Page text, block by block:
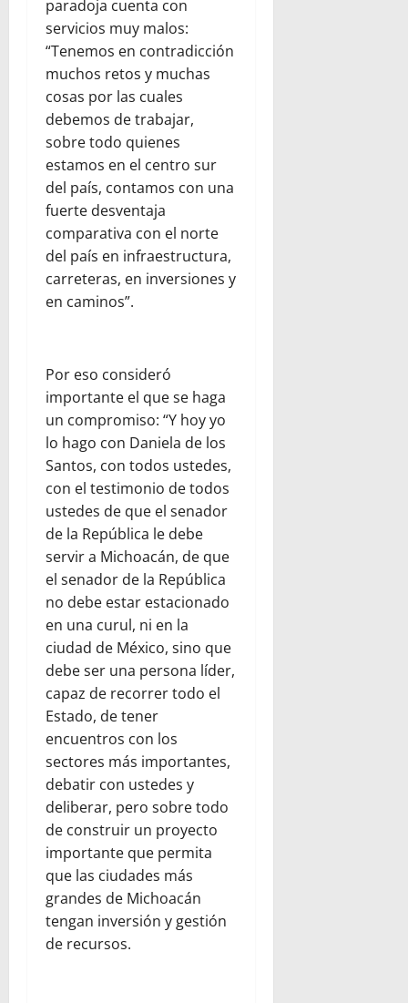
paradoja cuenta con
servicios muy malos:
“Tenemos en contradicción
muchos retos y muchas
cosas por las cuales
debemos de trabajar,
sobre todo quienes
estamos en el centro sur
del país, contamos con una
fuerte desventaja
comparativa con el norte
del país en infraestructura,
carreteras, en inversiones y
en caminos”.
Por eso consideró
importante el que se haga
un compromiso: “Y hoy yo
lo hago con Daniela de los
Santos, con todos ustedes,
con el testimonio de todos
ustedes de que el senador
de la República le debe
servir a Michoacán, de que
el senador de la República
no debe estar estacionado
en una curul, ni en la
ciudad de México, sino que
debe ser una persona líder,
capaz de recorrer todo el
Estado, de tener
encuentros con los
sectores más importantes,
debatir con ustedes y
deliberar, pero sobre todo
de construir un proyecto
importante que permita
que las ciudades más
grandes de Michoacán
tengan inversión y gestión
de recursos.